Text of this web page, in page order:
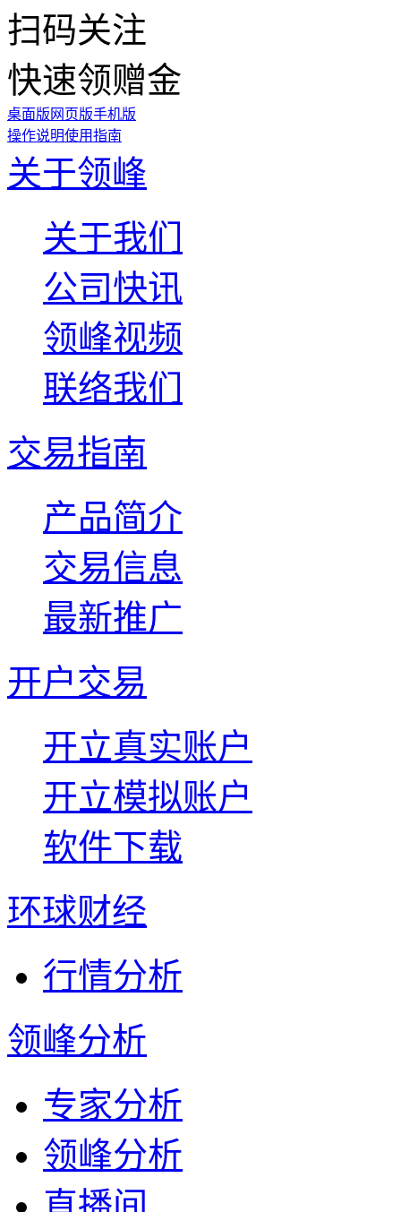
扫码关注
快速领赠金
桌面版 网页版手机版
操作说明使用指南
关于领峰
关于我们
公司快讯
领峰视频
联络我们
交易指南
产品简介
交易信息
最新推广
开户交易
开立真实账户
开立模拟账户
软件下载
环球财经
行情分析
领峰分析
专家分析
领峰分析